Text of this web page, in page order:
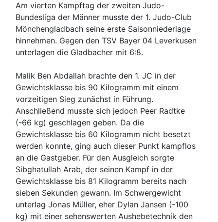
Am vierten Kampftag der zweiten Judo-
Bundesliga der Männer musste der 1. Judo-Club
Mönchengladbach seine erste Saisonniederlage
hinnehmen. Gegen den TSV Bayer 04 Leverkusen
unterlagen die Gladbacher mit 6:8.
Malik Ben Abdallah brachte den 1. JC in der
Gewichtsklasse bis 90 Kilogramm mit einem
vorzeitigen Sieg zunächst in Führung.
Anschließend musste sich jedoch Peer Radtke
(-66 kg) geschlagen geben. Da die
Gewichtsklasse bis 60 Kilogramm nicht besetzt
werden konnte, ging auch dieser Punkt kampflos
an die Gastgeber. Für den Ausgleich sorgte
Sibghatullah Arab, der seinen Kampf in der
Gewichtsklasse bis 81 Kilogramm bereits nach
sieben Sekunden gewann. Im Schwergewicht
unterlag Jonas Müller, eher Dylan Jansen (-100
kg) mit einer sehenswerten Aushebetechnik den